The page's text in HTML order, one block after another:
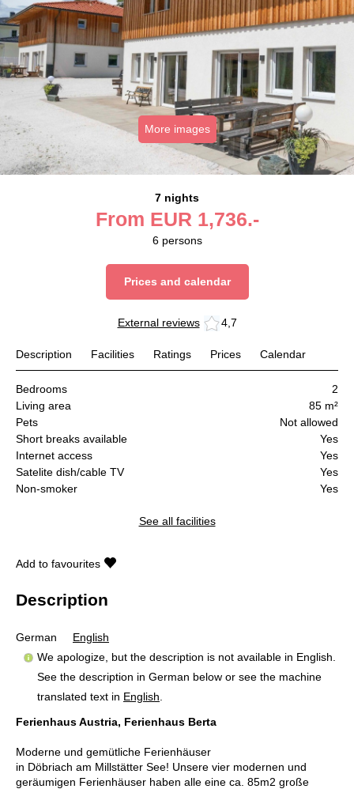
More images
7 nights
From EUR 1,736.-
6 persons
Prices and calendar
External reviews 4,7
Description Facilities Ratings Prices Calendar
Bedrooms
2
Living area
85 m²
Pets
Not allowed
Short breaks available
Yes
Internet access
Yes
Satelite dish/cable TV
Yes
Non-smoker
Yes
See all facilities
Add to favourites
Description
German
English
We apologize, but the description is not available in English.
See the description in German below or see the machine
translated text in English
Ferienhaus Austria, Ferienhaus Berta
Moderne und gemütliche Ferienhäuser
in Döbriach am Millstätter See! Unsere vier modernen und
geräumigen Ferienhäuser haben alle eine ca. 85m2 große